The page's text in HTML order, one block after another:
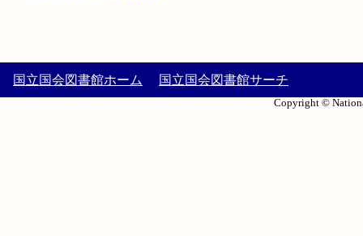
国立国会図書館ホーム 国立国会図書館サーチ
Copyright ©